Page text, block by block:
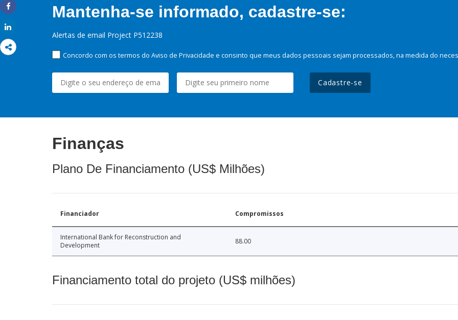
Share
Mantenha-se informado, cadastre-se:
Alertas de email Project P512238
Concordo com os termos do Aviso de Privacidade e consinto que meus dados pessoais sejam processados, na medida do
Cadastre-se
Finanças
Plano De Financiamento (US$ Milhões)
Financiador Compromissos
International Bank for Reconstruction and
Development
88.00
Financiamento total do projeto (US$ milhões)